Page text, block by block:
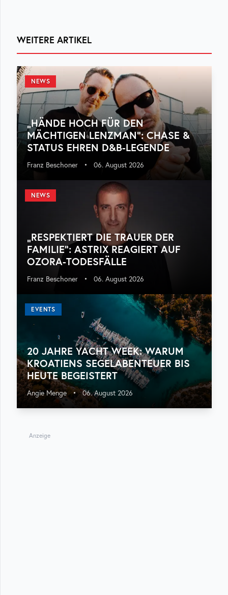
WEITERE ARTIKEL
NEWS
„HÄNDE HOCH FÜR DEN
MÄCHTIGEN LENZMAN“: CHASE &
STATUS EHREN D&B-LEGENDE
Franz Beschoner • 06. August 2026
NEWS
„RESPEKTIERT DIE TRAUER DER
FAMILIE“: ASTRIX REAGIERT AUF
OZORA-TODESFÄLLE
Franz Beschoner • 06. August 2026
EVENTS
20 JAHRE YACHT WEEK: WARUM
KROATIENS SEGELABENTEUER BIS
HEUTE BEGEISTERT
Angie Menge • 06. August 2026
Anzeige